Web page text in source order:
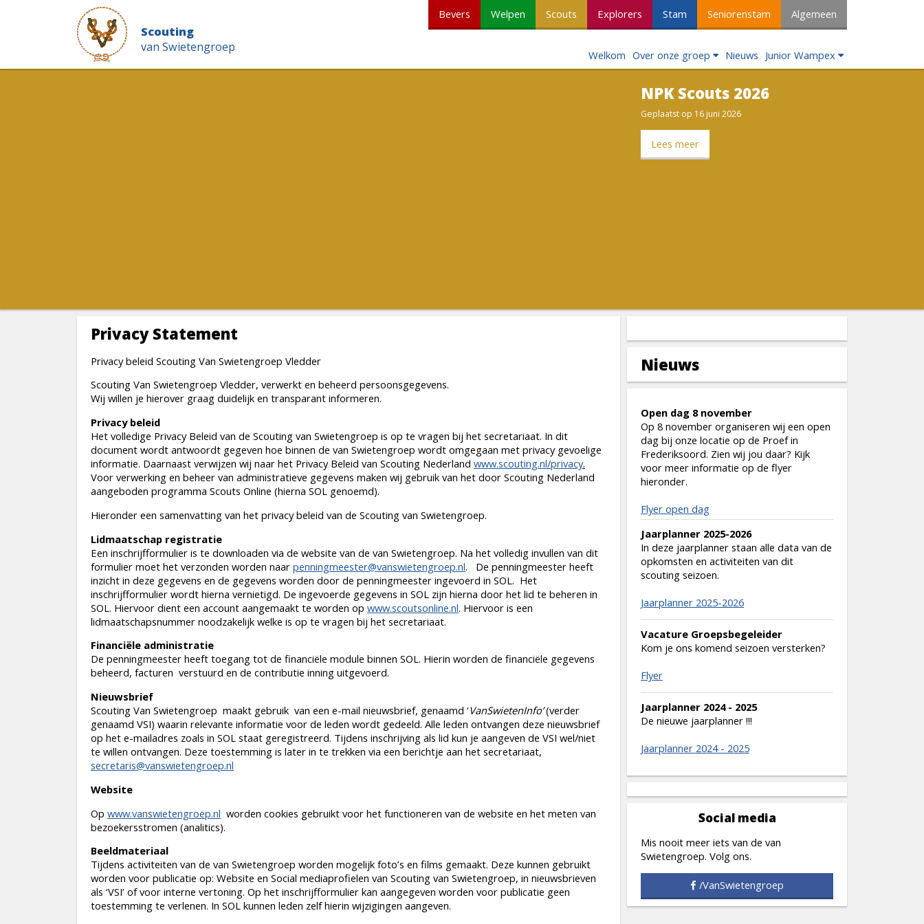
Scouting
van Swietengroep
Bevers Welpen Scouts Explorers Stam Seniorenstam Algemeen
Welkom Over onze groep Nieuws Junior Wampex
NPK Scouts 2026
Geplaatst op 16 juni 2026
Lees meer
Privacy Statement
Privacy beleid Scouting Van Swietengroep Vledder
Scouting Van Swietengroep Vledder, verwerkt en beheerd persoonsgegevens.
Wij willen je hierover graag duidelijk en transparant informeren.
Privacy beleid
Het volledige Privacy Beleid van de Scouting van Swietengroep is op te vragen bij het secretariaat. In dit
document wordt antwoordt gegeven hoe binnen de van Swietengroep wordt omgegaan met privacy gevoelige
informatie. Daarnaast verwijzen wij naar het Privacy Beleid van Scouting Nederland www.scouting.nl/privacy.
Voor verwerking en beheer van administratieve gegevens maken wij gebruik van het door Scouting Nederland
aangeboden programma Scouts Online (hierna SOL genoemd).
Hieronder een samenvatting van het privacy beleid van de Scouting van Swietengroep.
Lidmaatschap registratie
Een inschrijfformulier is te downloaden via de website van de van Swietengroep. Na het volledig invullen van dit
formulier moet het verzonden worden naar penningmeester@vanswietengroep.nl. De penningmeester heeft
inzicht in deze gegevens en de gegevens worden door de penningmeester ingevoerd in SOL. Het
inschrijfformulier wordt hierna vernietigd. De ingevoerde gegevens in SOL zijn hierna door het lid te beheren in
SOL. Hiervoor dient een account aangemaakt te worden op www.scoutsonline.nl. Hiervoor is een
lidmaatschapsnummer noodzakelijk welke is op te vragen bij het secretariaat.
Financiële administratie
De penningmeester heeft toegang tot de financiële module binnen SOL. Hierin worden de financiële gegevens
beheerd, facturen verstuurd en de contributie inning uitgevoerd.
Nieuwsbrief
Scouting Van Swietengroep maakt gebruik van een e-mail nieuwsbrief, genaamd ‘VanSwietenInfo’(verder
genaamd VSI) waarin relevante informatie voor de leden wordt gedeeld. Alle leden ontvangen deze nieuwsbrief
op het e-mailadres zoals in SOL staat geregistreerd. Tijdens inschrijving als lid kun je aangeven de VSI wel/niet
te willen ontvangen. Deze toestemming is later in te trekken via een berichtje aan het secretariaat,
secretaris@vanswietengroep.nl
Website
Op www.vanswietengroep.nl worden cookies gebruikt voor het functioneren van de website en het meten van
bezoekersstromen (analitics).
Beeldmateriaal
Tijdens activiteiten van de van Swietengroep worden mogelijk foto’s en films gemaakt. Deze kunnen gebruikt
worden voor publicatie op: Website en Social mediaprofielen van Scouting van Swietengroep, in nieuwsbrieven
als ‘VSI’ of voor interne vertoning. Op het inschrijfformulier kan aangegeven worden voor publicatie geen
toestemming te verlenen. In SOL kunnen leden zelf hierin wijzigingen aangeven.
Nieuws
Open dag 8 november
Op 8 november organiseren wij een open
dag bij onze locatie op de Proef in
Frederiksoord. Zien wij jou daar? Kijk
voor meer informatie op de flyer
hieronder.
Flyer open dag
Jaarplanner 2025-2026
In deze jaarplanner staan alle data van de
opkomsten en activiteiten van dit
scouting seizoen.
Jaarplanner 2025-2026
Vacature Groepsbegeleider
Kom je ons komend seizoen versterken?
Flyer
Jaarplanner 2024 - 2025
De nieuwe jaarplanner !!!
Jaarplanner 2024 - 2025
Social media
Mis nooit meer iets van de van
Swietengroep. Volg ons.
/VanSwietengroep